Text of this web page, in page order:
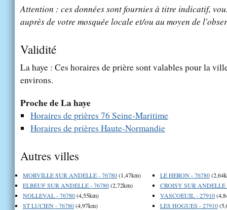
Attention : ces données sont fournies à titre indicatif,
auprès de votre mosquée locale et/ou au moyen de
Validité
La haye : Ces horaires de prière sont valables pour la
environs.
Proche de La haye
Horaires de prières 76 Seine-Maritime
Horaires de prières Haute-Normandie
Autres villes
MORVILLE SUR ANDELLE - 76780(1,47km)
ELBEUF SUR ANDELLE - 76780(2,72km)
NOLLEVAL - 76780(4,55km)
ST LUCIEN - 76780(4,97km)
LE HERON - 76780
CROISY SUR ANDELLE
VASCOEUIL - 27910
LES HOGUES - 27910